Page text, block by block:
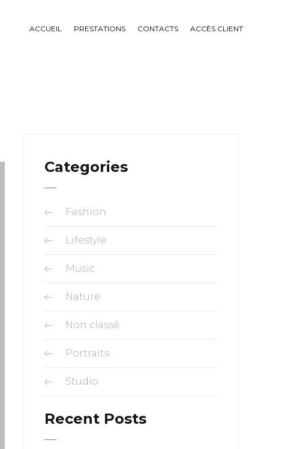
ACCUEIL PRESTATIONS CONTACTS ACCÈS CLIENT
Categories
Fashion
Lifestyle
Music
Nature
Non classé
Portraits
Studio
Recent Posts